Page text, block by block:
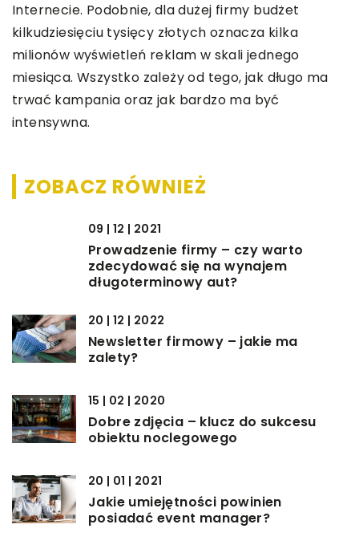
Internecie. Podobnie, dla dużej firmy budżet
kilkudziesięciu tysięcy złotych oznacza kilka
milionów wyświetleń reklam w skali jednego
miesiąca. Wszystko zależy od tego, jak długo ma
trwać kampania oraz jak bardzo ma być
intensywna.
ZOBACZ RÓWNIEŻ
09 | 12 | 2021
Prowadzenie firmy – czy warto
zdecydować się na wynajem
długoterminowy aut?
20 | 12 | 2022
Newsletter firmowy – jakie ma
zalety?
15 | 02 | 2020
Dobre zdjęcia – klucz do sukcesu
obiektu noclegowego
20 | 01 | 2021
Jakie umiejętności powinien
posiadać event manager?